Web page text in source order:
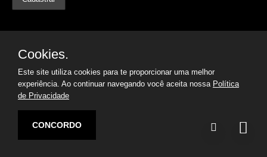
© 2019 Jorge Gomes
Advogados. Direitos Reservados
Argon | Otimização de Sites
Cookies.
Este site utiliza cookies para te proporcionar uma melhor
experiência. Ao continuar navegando você aceita nossa Política
de Privacidade
CONCORDO